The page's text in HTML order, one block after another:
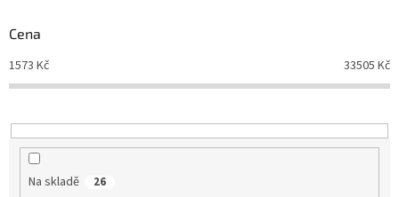
r
o
d
u
t
ů
Cena
1573 Kč 33505 Kč
Na skladě 26